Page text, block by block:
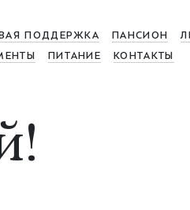
ПОДДЕРЖКА ПАНСИОН
ПИТАНИЕ КОНТАКТЫ